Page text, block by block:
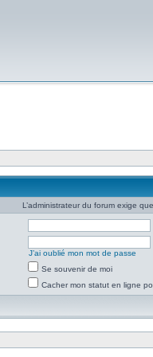
L’administrateur du forum exige
J’ai oublié mon mot de passe
Se souvenir de moi
Cacher mon statut en ligne